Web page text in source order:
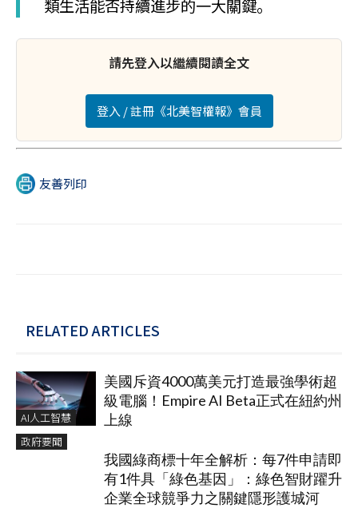
類生活能否持續進步的一大關鍵。
請先登入以繼續閱讀全文
登入 / 註冊《北美智權報》會員
友善列印
RELATED ARTICLES
AI人工智慧
美國斥資4000萬美元打造最強學術超
級電腦！Empire AI Beta正式在紐約州
上線
政府要聞
我國綠商標十年全解析：每7件申請即
有1件具「綠色基因」：綠色智財躍升
企業全球競爭力之關鍵隱形護城河